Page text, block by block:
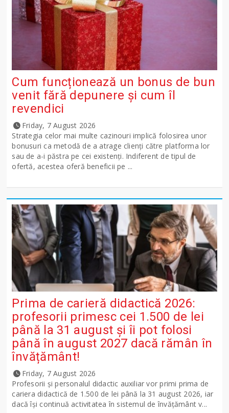
Cum funcționează un bonus de bun
venit fără depunere și cum îl
revendici
Friday, 7 August 2026
Strategia celor mai multe cazinouri implică folosirea unor
bonusuri ca metodă de a atrage clienți către platforma lor
sau de a-i păstra pe cei existenți. Indiferent de tipul de
ofertă, acestea oferă beneficii pe ...
Prima de carieră didactică 2026:
profesorii primesc cei 1.500 de lei
până la 31 august și îi pot folosi
până în august 2027 dacă rămân în
învățământ!
Friday, 7 August 2026
Profesorii și personalul didactic auxiliar vor primi prima de
cariera didactică de 1.500 de lei până la 31 august 2026, iar
dacă își continuă activitatea în sistemul de învățământ v...